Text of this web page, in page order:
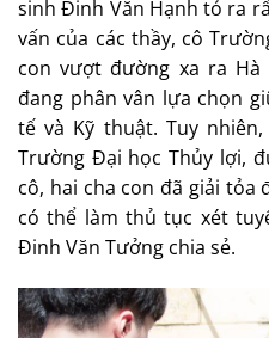
sinh Đinh Văn Hạnh tỏ ra
vấn của các thầy, cô
con vượt đường xa ra
đang phân vân lựa chọn
tế và Kỹ thuật. Tuy
Trường Đại học Thủy lợi,
cô, hai cha con đã giải tỏa
có thể làm thủ tục xét
Đinh Văn Tưởng chia sẻ.